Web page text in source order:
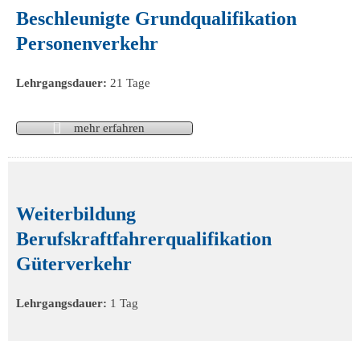
Beschleunigte Grundqualifikation
Personenverkehr
Lehrgangsdauer: 21 Tage
mehr erfahren
Weiterbildung
Berufskraftfahrerqualifikation
Güterverkehr
Lehrgangsdauer: 1 Tag